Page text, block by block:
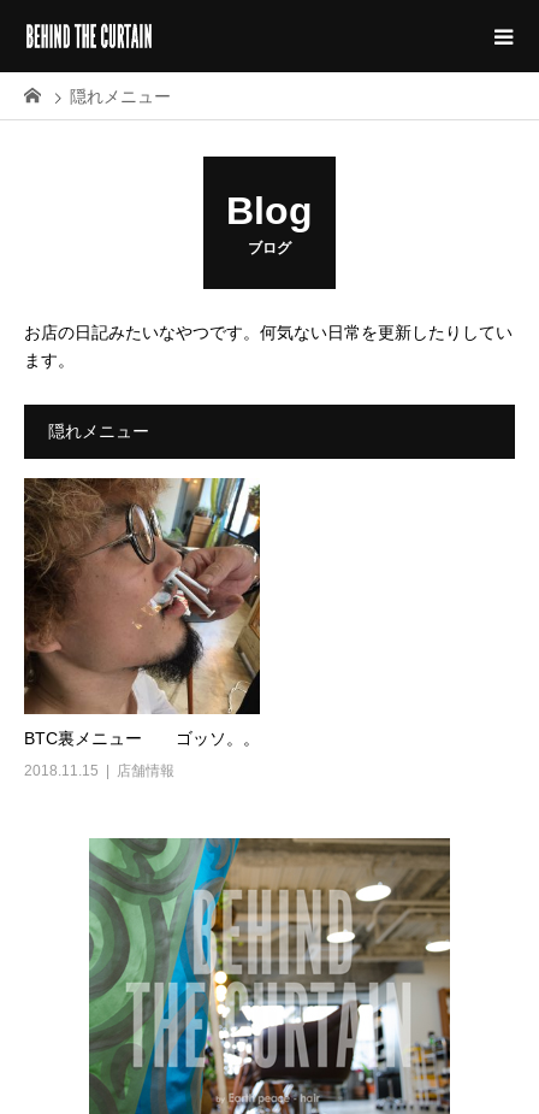
隠れメニュー
Blog
ブログ
お店の日記みたいなやつです。何気ない日常を更新したりしてい
ます。
隠れメニュー
BTC裏メニュー ゴッソ。。
2018.11.15 店舗情報